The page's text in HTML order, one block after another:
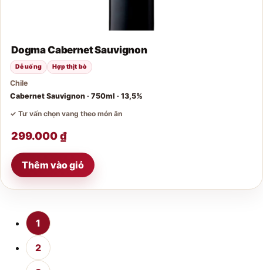
Dogma Cabernet Sauvignon
Dễ uống Hợp thịt bò
Chile
Cabernet Sauvignon · 750ml · 13,5%
✓ Tư vấn chọn vang theo món ăn
299.000₫
Thêm vào giỏ
1
2